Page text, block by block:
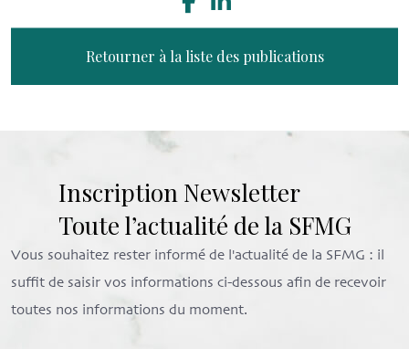
Retourner à la liste des publications
Inscription Newsletter
Toute l’actualité de la SFMG
Vous souhaitez rester informé de l'actualité de la SFMG : il
suffit de saisir vos informations ci-dessous afin de recevoir
toutes nos informations du moment.